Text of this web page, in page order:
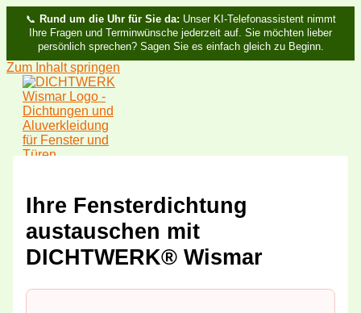
📞 Rund um die Uhr für Sie da: Unser KI-Telefonassistent nimmt
Ihre Fragen und Terminwünsche jederzeit auf. Sie möchten lieber
persönlich sprechen? Sagen Sie es einfach gleich zu Beginn.
Zum Inhalt springen
Ihre Fensterdichtung
austauschen mit
DICHTWERK® Wismar